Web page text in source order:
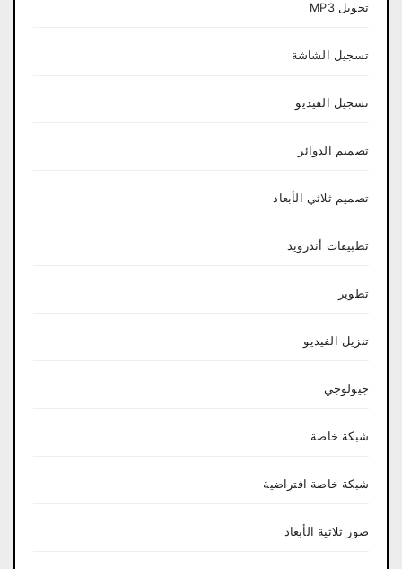
تحويل MP3
تسجيل الشاشة
تسجيل الفيديو
تصميم الدوائر
تصميم ثلاثي الأبعاد
تطبيقات أندرويد
تطوير
تنزيل الفيديو
جيولوجي
شبكة خاصة
شبكة خاصة افتراضية
صور ثلاثية الأبعاد